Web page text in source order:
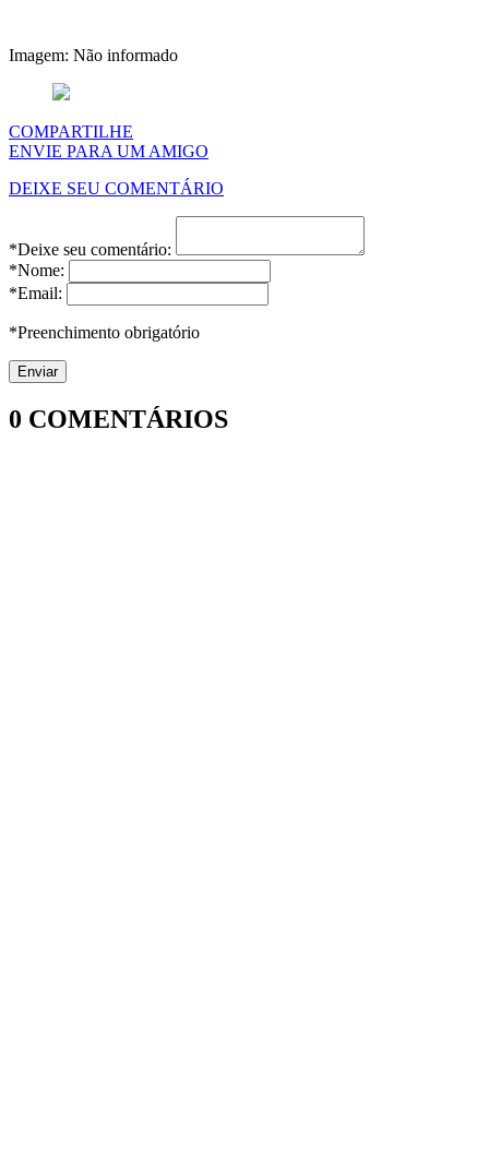
Imagem: Não informado
COMPARTILHE
ENVIE PARA UM AMIGO
DEIXE SEU COMENTÁRIO
*Deixe seu comentário:
*Nome:
*Email:
*Preenchimento obrigatório
0 COMENTÁRIOS